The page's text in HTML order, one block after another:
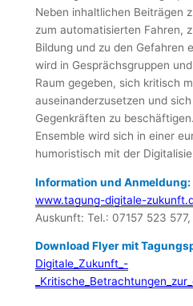
Neben inhaltlichen Beiträgen
zum automatisierten Fahren,
Bildung und zu den Gefahren
wird in Gesprächsgruppen
Raum gegeben, sich kritisch
auseinanderzusetzen und
Gegenkräften zu
Ensemble wird sich in einer
humoristisch mit der
Information und Anmeldung:
www.tagung-digitale-
Auskunft: Tel.: 07157 523
Download Flyer mit
Digitale_Zukunft_-